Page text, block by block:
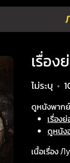
เรื่อ
ไม่ระบุ •
ดูหนังพาก
เรื่องย่
ดูหนัง
เนื้อเรื่อง